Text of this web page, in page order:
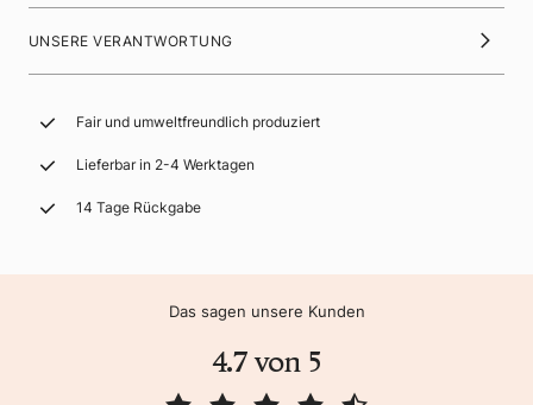
UNSERE VERANTWORTUNG
Fair und umweltfreundlich produziert
Lieferbar in 2-4 Werktagen
14 Tage Rückgabe
Das sagen unsere Kunden
4.7 von 5